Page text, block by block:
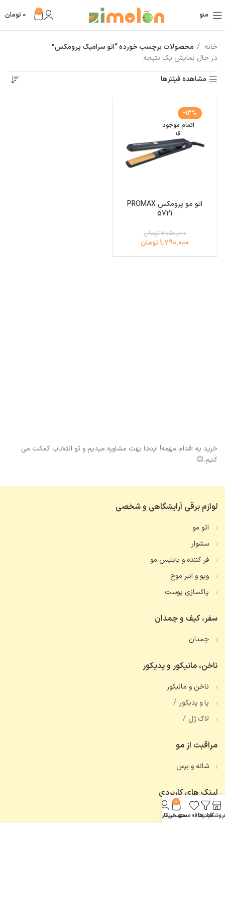
منو 0
0 تومان
خانه
محصولات برچسب خورده “اتو سرامیک پرومکس”
در حال نمایش یک نتیجه
مشاهده فیلترها
-13%
اتمام موجود
ی
اتو مو پرومکس PROMAX
5721
2,050,000 تومان
1,790,000 تومان
خرید یه اقدام مهمه! اینجا بهت مشاوره میدیم و تو انتخاب کمکت می
کنیم.😉
لوازم برقی آرایشگاهی و شخصی
اتو مو
سشوار
فر کننده و بابلیس مو
ویو و انبر موج
پاکسازی پوست
سفر، کیف و چمدان
چمدان
ناخن، مانیکور و پدیکور
ناخن و مانیکور
پا و پدیکور
لاک ژل
مراقبت از مو
شانه و برس
لینک های کاربردی
تماس با ما
فیلترهاعلاقه مندی
0
سبد خرید
حساب کاربری من